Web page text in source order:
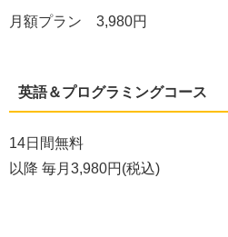
月額プラン 3,980円
英語＆プログラミングコース
14日間無料
以降 毎月3,980円(税込)